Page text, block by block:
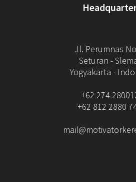
Jl. Perumnas
Seturan -
Yogyakarta -
+62 274
+62 812 2880